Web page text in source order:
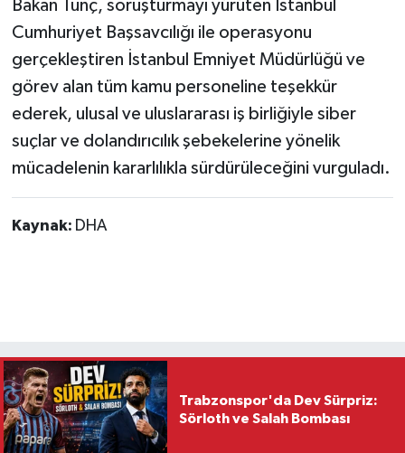
Bakan Tunç, soruşturmayı yürüten İstanbul
Cumhuriyet Başsavcılığı ile operasyonu
gerçekleştiren İstanbul Emniyet Müdürlüğü ve
görev alan tüm kamu personeline teşekkür
ederek, ulusal ve uluslararası iş birliğiyle siber
suçlar ve dolandırıcılık şebekelerine yönelik
mücadelenin kararlılıkla sürdürüleceğini vurguladı.
Kaynak: DHA
Trabzonspor'da Dev Sürpriz:
Sörloth ve Salah Bombası